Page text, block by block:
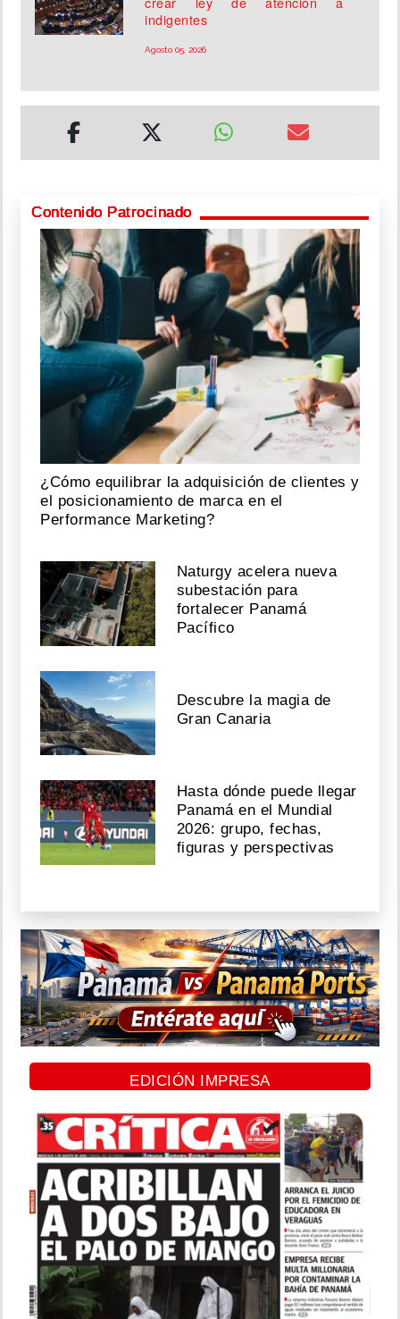
indigentes
Agosto 05, 2026
Contenido Patrocinado
¿Cómo equilibrar la adquisición de clientes y
el posicionamiento de marca en el
Performance Marketing?
Naturgy acelera nueva
subestación para
fortalecer Panamá
Pacífico
Descubre la magia de
Gran Canaria
Hasta dónde puede llegar
Panamá en el Mundial
2026: grupo, fechas,
figuras y perspectivas
EDICIÓN IMPRESA